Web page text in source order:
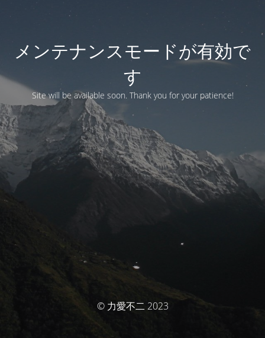
メンテナンスモードが有効で
す
Site will be available soon. Thank you for your patience!
© 力愛不二 2023